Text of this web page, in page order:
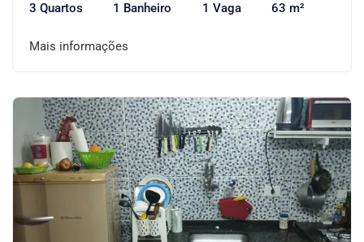
3 Quartos 1 Banheiro 1 Vaga 63 m²
Mais informações